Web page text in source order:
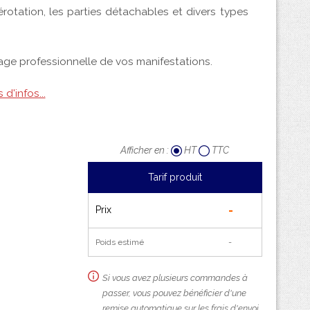
Afficher en : HT TTC
Tarif produit
Prix -
Poids estimé -
Si vous avez plusieurs commandes à
passer, vous pouvez bénéficier d'une